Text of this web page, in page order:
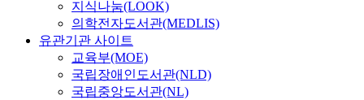
지식나눔(LOOK)
의학전자도서관(MEDLIS)
유관기관 사이트
교육부(MOE)
국립장애인도서관(NLD)
국립중앙도서관(NL)